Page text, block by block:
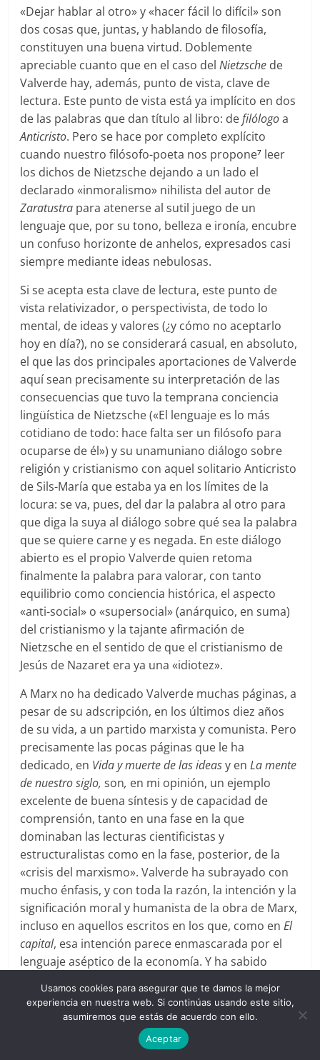
«Dejar hablar al otro» y «hacer fácil lo difícil» son
dos cosas que, juntas, y hablando de filosofía,
constituyen una buena virtud. Doblemente
apreciable cuanto que en el caso delNietzsche de
Valverde hay, además, punto de vista, clave de
lectura. Este punto de vista está ya implícito en dos
de las palabras que dan título al libro: defilólogoa
Anticristo. Pero se hace por completo explícito
cuando nuestro filósofo-poeta nos propone7 leer
los dichos de Nietzsche dejando a un lado el
declarado «inmoralismo» nihilista del autor de
Zaratustra para atenerse al sutil juego de un
lenguaje que, por su tono, belleza e ironía, encubre
un confuso horizonte de anhelos, expresados casi
siempre mediante ideas nebulosas.
Si se acepta esta clave de lectura, este punto de
vista relativizador, o perspectivista, de todo lo
mental, de ideas y valores (¿y cómo no aceptarlo
hoy en día?), no se considerará casual, en absoluto,
el que las dos principales aportaciones de Valverde
aquí sean precisamente su interpretación de las
consecuencias que tuvo la temprana conciencia
lingüística de Nietzsche («El lenguaje es lo más
cotidiano de todo: hace falta ser un filósofo para
ocuparse de él») y su unamuniano diálogo sobre
religión y cristianismo con aquel solitario Anticristo
de Sils-María que estaba ya en los límites de la
locura: se va, pues, del dar la palabra al otro para
que diga la suya al diálogo sobre qué sea la palabra
que se quiere carne y es negada. En este diálogo
abierto es el propio Valverde quien retoma
finalmente la palabra para valorar, con tanto
equilibrio como conciencia histórica, el aspecto
«anti-social» o «supersocial» (anárquico, en suma)
del cristianismo y la tajante afirmación de
Nietzsche en el sentido de que el cristianismo de
Jesús de Nazaret era ya una «idiotez».
A Marx no ha dedicado Valverde muchas páginas, a
pesar de su adscripción, en los últimos diez años
de su vida, a un partido marxista y comunista. Pero
precisamente las pocas páginas que le ha
dedicado, en Vida y muerte de las ideasy enLa mente
de nuestro siglo,son, en mi opinión, un ejemplo
excelente de buena síntesis y de capacidad de
comprensión, tanto en una fase en la que
dominaban las lecturas cientificistas y
estructuralistas como en la fase, posterior, de la
«crisis del marxismo». Valverde ha subrayado con
mucho énfasis, y con toda la razón, la intención y la
significación moral y humanista de la obra de Marx,
incluso en aquellos escritos en los que, como enEl
capital, esa intención parece enmascarada por el
lenguaje aséptico de la economía. Y ha sabido
aunque brevemente, un problema de
interpretación que hizo correr ríos de tinta a lo
largo del siglo: el de la relación de la obra marxiana
con los marxismos «teóricos» posteriores y con el
Usamos cookies para asegurar que te damos la mejor
experiencia en nuestra web. Si continúas usando este sitio,
asumiremos que estás de acuerdo con ello.
Aceptar